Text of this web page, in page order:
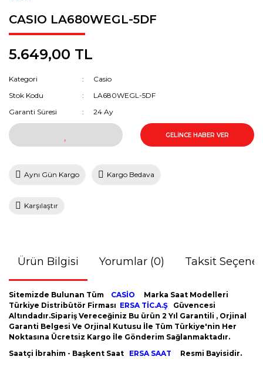
CASIO LA680WEGL-5DF
5.649,00 TL
Kategori
Casio
Stok Kodu
LA680WEGL-5DF
Garanti Süresi
24 Ay
GELİNCE HABER VER
Aynı Gün Kargo Kargo Bedava
Karşılaştır
Ürün Bilgisi Yorumlar (0) Taksit
Sitemizde Bulunan Tüm CASİO
Marka Saat Modelleri
Türkiye Distribütör Firması ERSA TİC.A.Ş
Güvencesi
Altındadır.Sipariş Vereceğiniz Bu ürün 2 Yıl Garantili , Orjinal
Garanti Belgesi Ve Orjinal Kutusu İle Tüm Türkiye'nin Her
Noktasına Ücretsiz Kargo İle Gönderim Sağlanmaktadır.
Saatçi İbrahim - Başkent Saat ERSA SAAT Resmi Bayisidir.